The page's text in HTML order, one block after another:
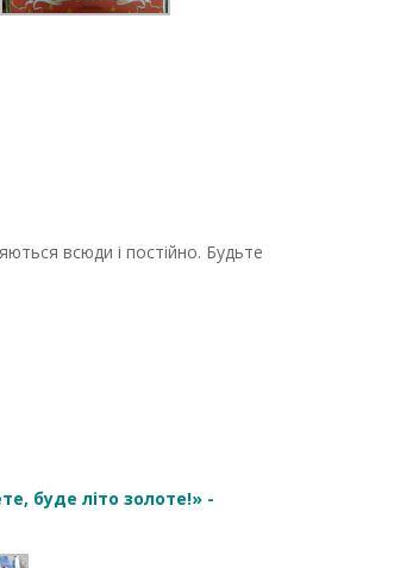
всюди і постійно. Будьте
буде літо золоте!» -